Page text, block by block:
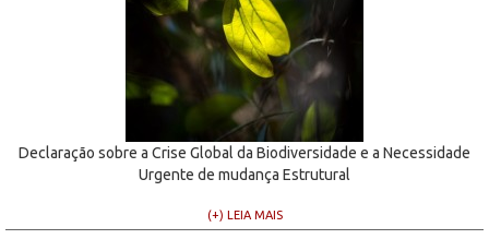
Declaração sobre a Crise Global da Biodiversidade e a Necessidade
Urgente de mudança Estrutural
(+) LEIA MAIS